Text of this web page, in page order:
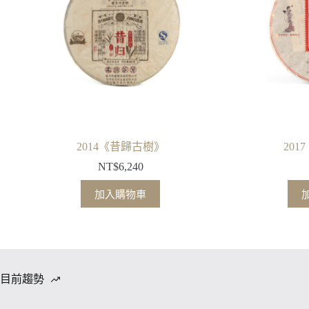
2014《昔歸古樹》
NT$6,240
加入購物車
目前趨勢